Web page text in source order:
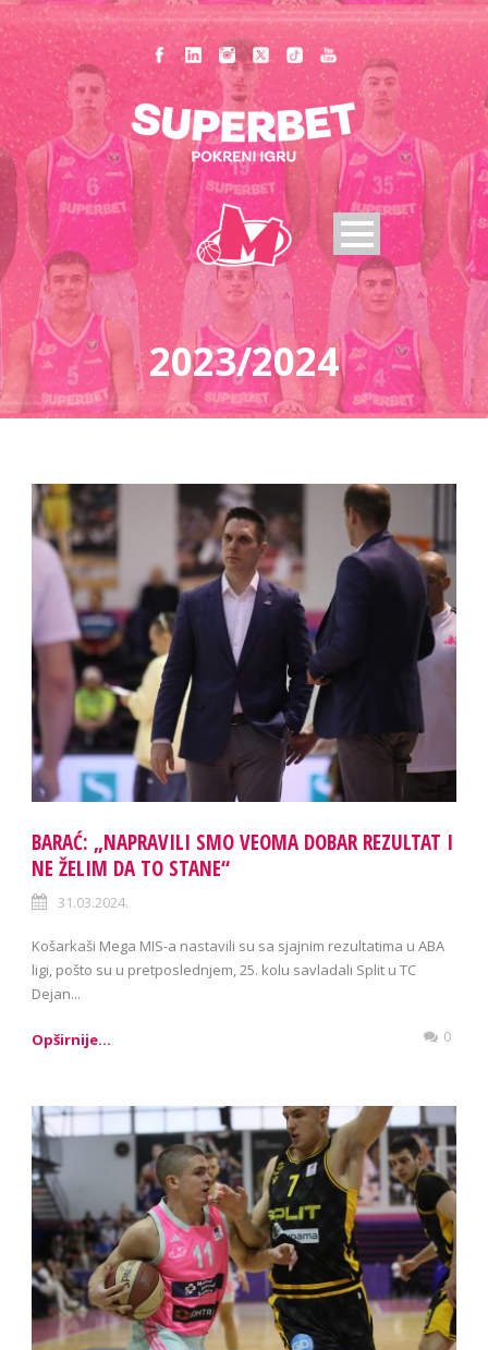
2023/2024
BARAĆ: „NAPRAVILI SMO VEOMA DOBAR REZULTAT I
NE ŽELIM DA TO STANE“
31.03.2024.
Košarkaši Mega MIS-a nastavili su sa sjajnim rezultatima u ABA
ligi, pošto su u pretposlednjem, 25. kolu savladali Split u TC
Dejan...
Opširnije... 0